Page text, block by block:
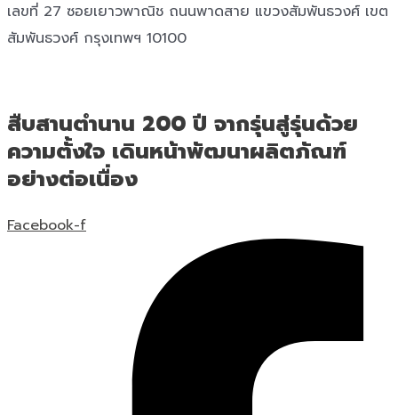
เลขที่ 27 ซอยเยาวพาณิช ถนนพาดสาย แขวงสัมพันธวงศ์ เขต
สัมพันธวงศ์ กรุงเทพฯ 10100
สืบสานตำนาน 200 ปี จากรุ่นสู่รุ่นด้วย
ความตั้งใจ เดินหน้าพัฒนาผลิตภัณฑ์
อย่างต่อเนื่อง
Facebook-f